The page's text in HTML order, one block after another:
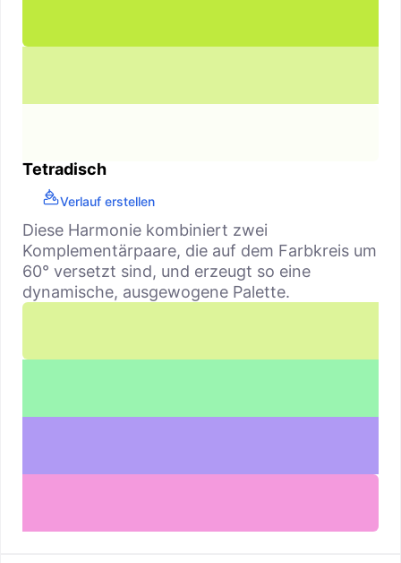
Tetradisch
Verlauf erstellen
Diese Harmonie kombiniert zwei
Komplementärpaare, die auf dem Farbkreis um
60° versetzt sind, und erzeugt so eine
dynamische, ausgewogene Palette.